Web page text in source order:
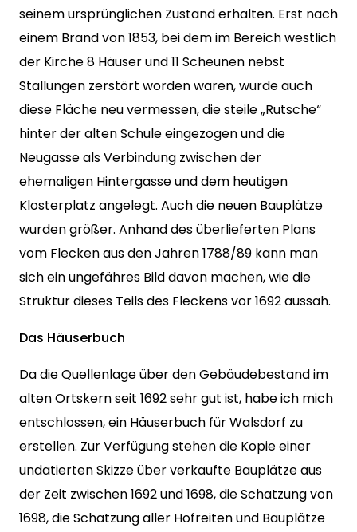
seinem ursprünglichen Zustand erhalten. Erst nach
einem Brand von 1853, bei dem im Bereich westlich
der Kirche 8 Häuser und 11 Scheunen nebst
Stallungen zerstört worden waren, wurde auch
diese Fläche neu vermessen, die steile „Rutsche“
hinter der alten Schule eingezogen und die
Neugasse als Verbindung zwischen der
ehemaligen Hintergasse und dem heutigen
Klosterplatz angelegt. Auch die neuen Bauplätze
wurden größer. Anhand des überlieferten Plans
vom Flecken aus den Jahren 1788/89 kann man
sich ein ungefähres Bild davon machen, wie die
Struktur dieses Teils des Fleckens vor 1692 aussah.
Das Häuserbuch
Da die Quellenlage über den Gebäudebestand im
alten Ortskern seit 1692 sehr gut ist, habe ich mich
entschlossen, ein Häuserbuch für Walsdorf zu
erstellen. Zur Verfügung stehen die Kopie einer
undatierten Skizze über verkaufte Bauplätze aus
der Zeit zwischen 1692 und 1698, die Schatzung von
1698, die Schatzung aller Hofreiten und Bauplätze